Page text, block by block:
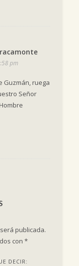
pm
Guzmán, ruega
Señor
publicada.
con *
DECIR: